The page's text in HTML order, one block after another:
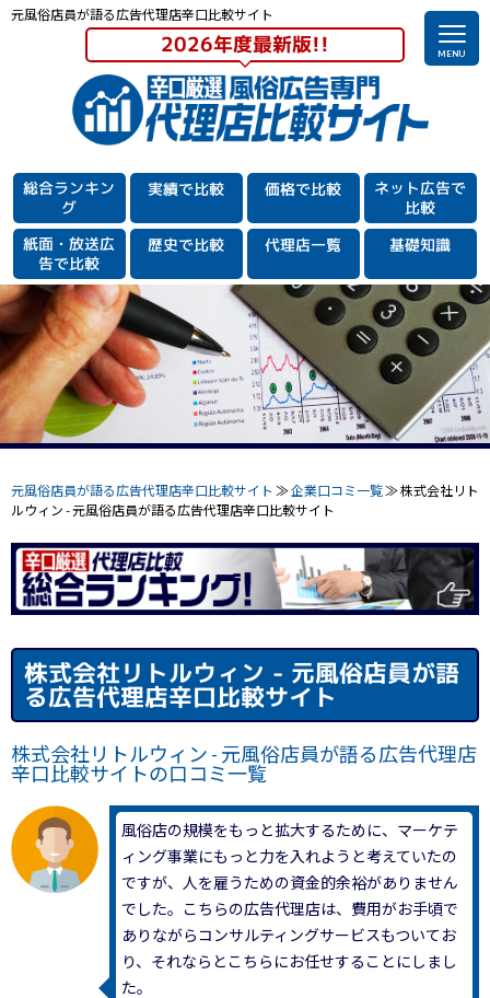
元風俗店員が語る広告代理店辛口比較サイト
2026年度最新版!!
総合ランキン
グ
実績で比較 価格で比較
ネット広告で
比較
紙面・放送広
告で比較
歴史で比較 代理店一覧 基礎知識
元風俗店員が語る広告代理店辛口比較サイト ≫企業口コミ一覧≫ 株式会社リト
ルウィン - 元風俗店員が語る広告代理店辛口比較サイト
株式会社リトルウィン - 元風俗店員が語
る広告代理店辛口比較サイト
株式会社リトルウィン - 元風俗店員が語る広告代理店
辛口比較サイトの口コミ一覧
風俗店の規模をもっと拡大するために、マーケテ
ィング事業にもっと力を入れようと考えていたの
ですが、人を雇うための資金的余裕がありません
でした。こちらの広告代理店は、費用がお手頃で
ありながらコンサルティングサービスもついてお
り、それならとこちらにお任せすることにしまし
た。